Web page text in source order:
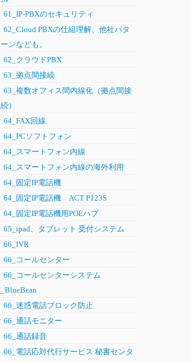
61_IP-PBXのセキュリティ
62_Cloud PBXの仕組理解、他社パタ
ーンなども。
62_クラウドPBX
63_拠点間接続
63_複数オフィス間内線化（拠点間接
続）
64_FAX回線
64_PCソフトフォン
64_スマートフォン内線
64_スマートフォン内線の海外利用
64_固定IP電話機
64_固定IP電話機 ACT P123S
64_固定IP電話機用POEハブ
65_ipad、タブレット 受付システム
66_IVR
66_コールセンター
66_コールセンターシステム
_BlueBean
66_迷惑電話ブロック防止
66_通話モニター
66_通話録音
66_電話応対代行サービス 秘書センタ